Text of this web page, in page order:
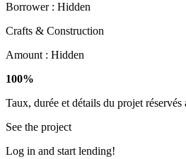
Borrower : Hidden
Crafts & Construction
Amount : Hidden
100%
Taux, durée et détails du projet réservés
See the project
Log in and start lending!